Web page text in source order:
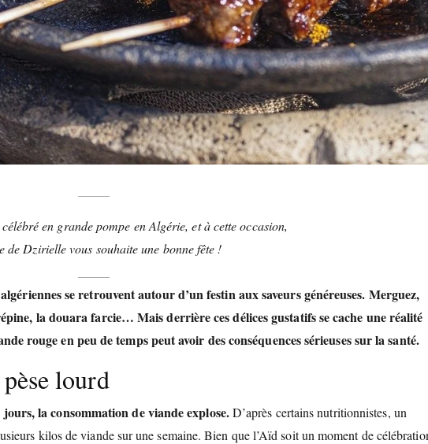
en grande pompe en Algérie, et à cette occasion,
de Dzirielle vous souhaite une bonne fête !
se retrouvent autour d’un festin aux saveurs généreuses. Merguez,
la douara farcie… Mais derrière ces délices gustatifs se cache une réalité
rouge en peu de temps peut avoir des conséquences sérieuses sur la santé.
lourd
la consommation de viande explose.D’après certains nutritionnistes, un
kilos de viande sur une semaine. Bien que l’Aïd soit un moment de